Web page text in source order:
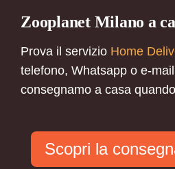
Zooplanet Milano a
Prova il servizio Home
telefono, Whatsapp o e-
consegnamo a casa
Scopri la